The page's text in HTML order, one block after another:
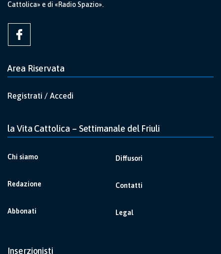
Cattolica» e di «Radio Spazio».
Area Riservata
Registrati / Accedi
la Vita Cattolica – Settimanale del Friuli
Chi siamo
Redazione
Abbonati
Diffusori
Contatti
Legal
Inserzionisti